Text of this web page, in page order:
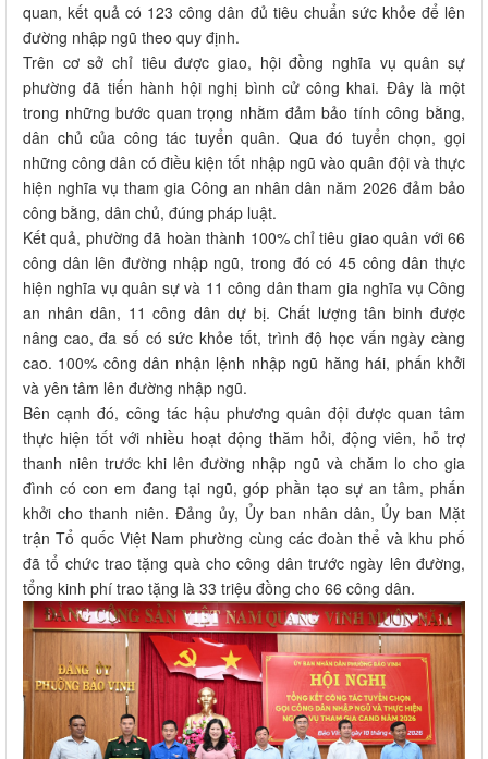
quan, kết quả có 123 công dân đủ tiêu chuẩn sức khỏe để lên
đường nhập ngũ theo quy định.
Trên cơ sở chỉ tiêu được giao, hội đồng nghĩa vụ quân sự
phường đã tiến hành hội nghị bình cử công khai. Đây là một
trong những bước quan trọng nhằm đảm bảo tính công bằng,
dân chủ của công tác tuyển quân. Qua đó tuyển chọn, gọi
những công dân có điều kiện tốt nhập ngũ vào quân đội và thực
hiện nghĩa vụ tham gia Công an nhân dân năm 2026 đảm bảo
công bằng, dân chủ, đúng pháp luật.
Kết quả, phường đã hoàn thành 100% chỉ tiêu giao quân với 66
công dân lên đường nhập ngũ, trong đó có 45 công dân thực
hiện nghĩa vụ quân sự và 11 công dân tham gia nghĩa vụ Công
an nhân dân, 11 công dân dự bị. Chất lượng tân binh được
nâng cao, đa số có sức khỏe tốt, trình độ học vấn ngày càng
cao. 100% công dân nhận lệnh nhập ngũ hăng hái, phấn khởi
và yên tâm lên đường nhập ngũ.
Bên cạnh đó, công tác hậu phương quân đội được quan tâm
thực hiện tốt với nhiều hoạt động thăm hỏi, động viên, hỗ trợ
thanh niên trước khi lên đường nhập ngũ và chăm lo cho gia
đình có con em đang tại ngũ, góp phần tạo sự an tâm, phấn
khởi cho thanh niên. Đảng ủy, Ủy ban nhân dân, Ủy ban Mặt
trận Tổ quốc Việt Nam phường cùng các đoàn thể và khu phố
đã tổ chức trao tặng quà cho công dân trước ngày lên đường,
tổng kinh phí trao tặng là 33 triệu đồng cho 66 công dân.